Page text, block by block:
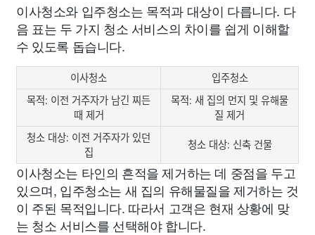
이사청소와 입주청소는 목적과 대상이 다릅니다. 다
음 표는 두 가지 청소 서비스의 차이를 쉽게 이해할
수 있도록 돕습니다.
이사청소
입주청소
목적: 이전 거주자가 남긴 찌든
때 제거
목적: 새 집의 먼지 및 유해물
질 제거
청소 대상: 이전 거주자가 있던
집
청소 대상: 신축 건물
이사청소는 타인의 흔적을 제거하는 데 중점을 두고
있으며, 입주청소는 새 집의 유해물질을 제거하는 것
이 주된 목적입니다. 따라서 고객은 현재 상황에 맞
는 청소 서비스를 선택해야 합니다.